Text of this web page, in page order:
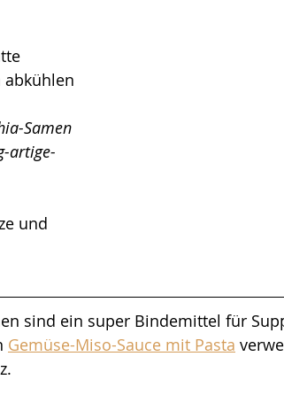
Samen
artige-
und
sind ein super Bindemittel für
Gemüse-Miso-Sauce mit Pasta